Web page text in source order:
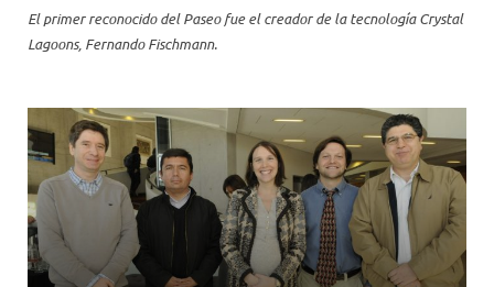
El primer reconocido del Paseo fue el creador de la tecnología Crystal
Lagoons, Fernando Fischmann.